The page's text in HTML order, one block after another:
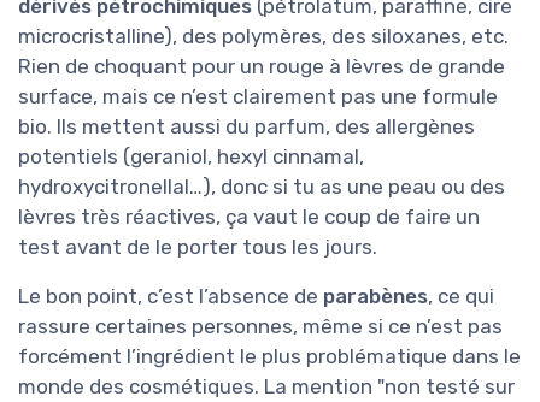
dérivés pétrochimiques (pétrolatum, paraffine, cire
microcristalline), des polymères, des siloxanes, etc.
Rien de choquant pour un rouge à lèvres de grande
surface, mais ce n’est clairement pas une formule
bio. Ils mettent aussi du parfum, des allergènes
potentiels (geraniol, hexyl cinnamal,
hydroxycitronellal…), donc si tu as une peau ou des
lèvres très réactives, ça vaut le coup de faire un
test avant de le porter tous les jours.
Le bon point, c’est l’absence de parabènes, ce qui
rassure certaines personnes, même si ce n’est pas
forcément l’ingrédient le plus problématique dans le
monde des cosmétiques. La mention "non testé sur